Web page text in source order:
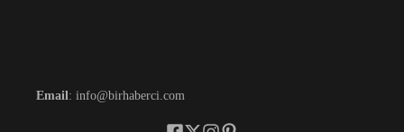
Email : info@birhaberci.com